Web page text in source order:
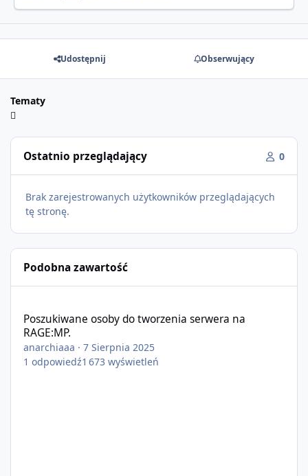
Udostępnij Obserwujący
Tematy
Ostatnio przeglądający 0
Brak zarejestrowanych użytkowników przeglądających
tę stronę.
Podobna zawartość
Poszukiwane osoby do tworzenia serwera na
RAGE:MP.
anarchiaaa ·7 Sierpnia 2025
1 odpowiedź1 673 wyświetleń